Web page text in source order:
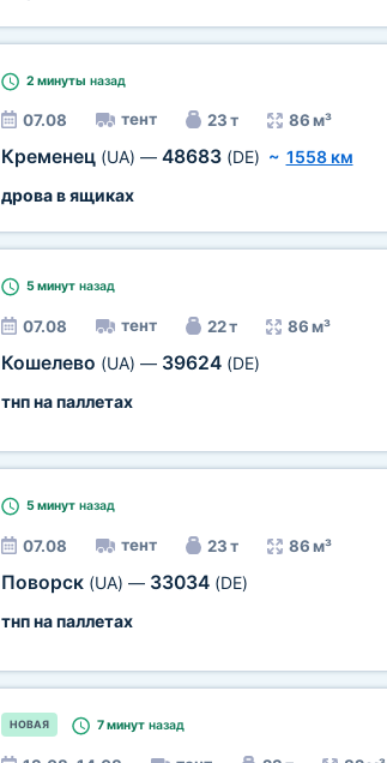
2 минуты назад
07.08 тент 23 т 86 м³
Кременец (UA) — 48683 (DE) ~ 1558 км
дрова в ящиках
5 минутназад
07.08 тент 22 т 86 м³
Кошелево (UA) — 39624 (DE)
тнп на паллетах
5 минутназад
07.08 тент 23 т 86 м³
Поворск (UA) — 33034 (DE)
тнп на паллетах
НОВАЯ 7 минутназад